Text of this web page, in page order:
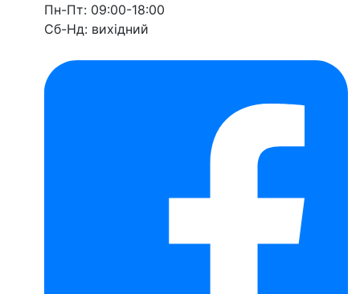
Пн-Пт: 09:00-18:00
Сб-Нд: вихідний